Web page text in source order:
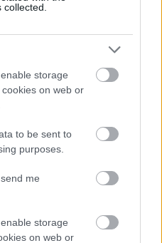
storage
on web or
to be sent to
purposes.
me
storage
on web or
a táblázaton.
után változtatnunk
mert az nem
Utána sikerült
a pályán.
meccseken
hátsó felében tanyázó
vetélytársakat,
a keretüket. A
erőfeszítéseket tett a